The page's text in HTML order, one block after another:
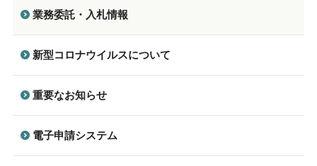
業務委託・入札情報
新型コロナウイルスについて
重要なお知らせ
電子申請システム